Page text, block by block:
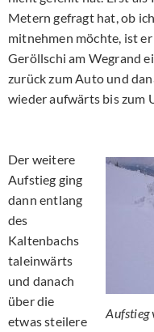
Metern gefragt hat, ob
mitnehmen möchte, ist
Geröllschi am Wegrand
zurück zum Auto und
wieder aufwärts bis zum
Aufstieg
Der weitere
Aufstieg ging
dann entlang
des
Kaltenbachs
taleinwärts
und danach
über die
etwas steilere